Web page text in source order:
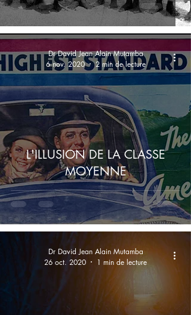
L'ILLUSION DE LA CLASSE
MOYENNE
Dr David Jean Alain Mutamba
6 nov. 2020
2 min de lecture
Dr David Jean Alain Mutamba
26 oct. 2020
1 min de lecture